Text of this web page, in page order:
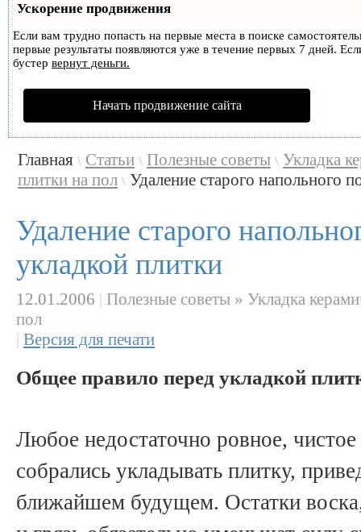
Ускорение продвижения
Если вам трудно попасть на первые места в поиске
первые результаты появляются уже в течение первых 7 дней.
бустер вернут деньги.
Начать продвижение сайта
Главная \ Статьи \ Полезные советы \ Укладка
плитки на пол \ Удаление старого напольного
Удаление старого
укладкой плитки
12.01.2006 | Полезные советы » Укладка
пол
| Версия для печати
Общее правило перед укладкой
Любое недостаточно ровное,
собрались укладывать плитку,
ближайшем будущем. Остатки